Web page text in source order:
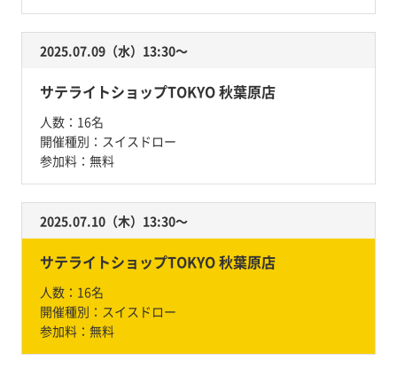
2025.07.09（水）13:30〜
サテライトショップTOKYO 秋葉原店
人数： 16名
開催種別： スイスドロー
参加料： 無料
2025.07.10（木）13:30〜
サテライトショップTOKYO 秋葉原店
人数： 16名
開催種別： スイスドロー
参加料： 無料